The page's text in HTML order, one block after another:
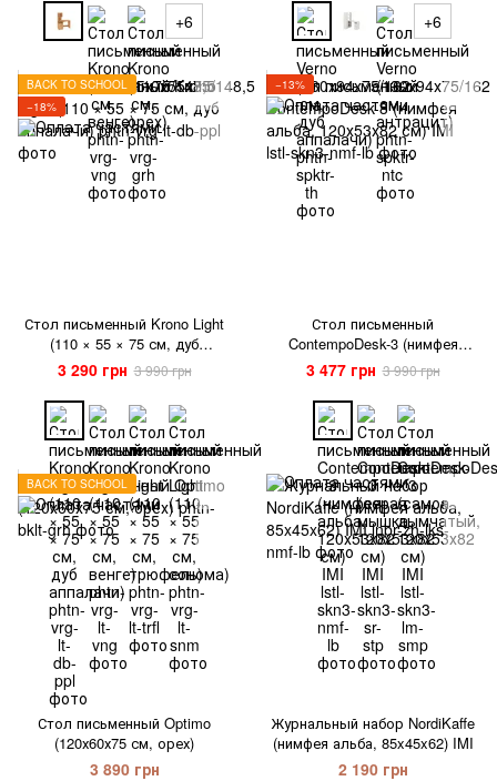
+6 +6
BACK TO SCHOOL
−18%
Стол письменный Krono Light
(110 × 55 × 75 см, дуб
аппалачи)
3 290 грн 3 990 грн
−13%
Стол письменный
ContempoDesk-3 (нимфея
альба, 120х53х82 см) IMI
3 477 грн 3 990 грн
BACK TO SCHOOL
Стол письменный Optimo
(120х60х75 см, орех)
3 890 грн
Журнальный набор NordiKaffe
(нимфея альба, 85x45x62) IMI
2 190 грн